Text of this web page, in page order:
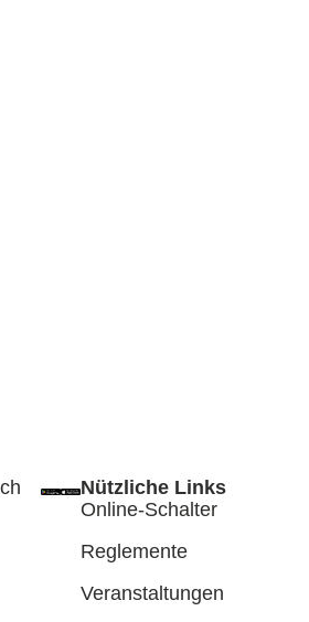
Nützliche Links
Online-Schalter
Reglemente
Veranstaltungen